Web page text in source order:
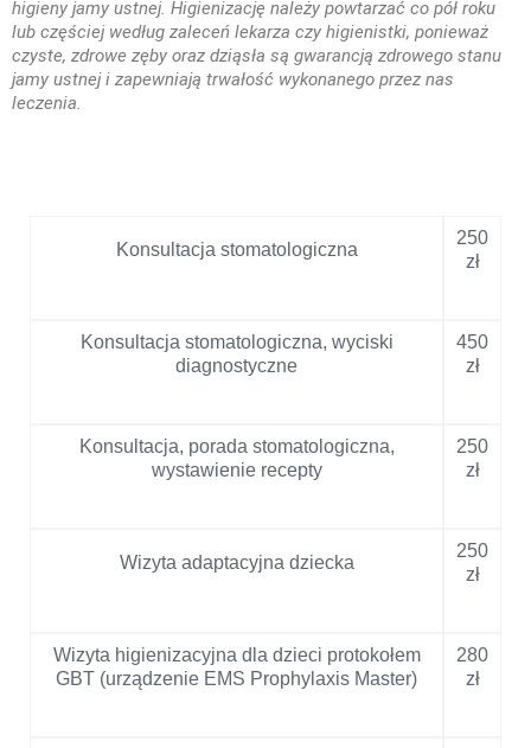
higieny jamy ustnej. Higienizację należy powtarzać co pół roku
lub częściej według zaleceń lekarza czy higienistki, ponieważ
czyste, zdrowe zęby oraz dziąsła są gwarancją zdrowego stanu
jamy ustnej i zapewniają trwałość wykonanego przez nas
leczenia.
Konsultacja stomatologiczna
250
zł
Konsultacja stomatologiczna, wyciski
diagnostyczne
450
zł
Konsultacja, porada stomatologiczna,
wystawienie recepty
250
zł
Wizyta adaptacyjna dziecka
250
zł
Wizyta higienizacyjna dla dzieci protokołem
GBT (urządzenie EMS Prophylaxis Master)
280
zł